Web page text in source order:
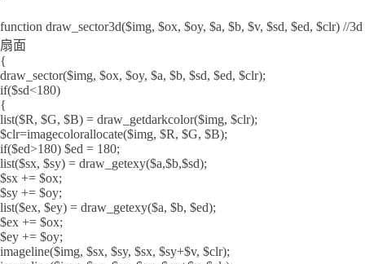
function draw_sector3d($img, $ox, $oy, $a, $b, $v, $sd, $ed, $clr) //3d
扇面
{
draw_sector($img, $ox, $oy, $a, $b, $sd, $ed, $clr);
if($sd<180)
{
list($R, $G, $B) = draw_getdarkcolor($img, $clr);
$clr=imagecolorallocate($img, $R, $G, $B);
if($ed>180) $ed = 180;
list($sx, $sy) = draw_getexy($a,$b,$sd);
$sx += $ox;
$sy += $oy;
list($ex, $ey) = draw_getexy($a, $b, $ed);
$ex += $ox;
$ey += $oy;
imageline($img, $sx, $sy, $sx, $sy+$v, $clr);